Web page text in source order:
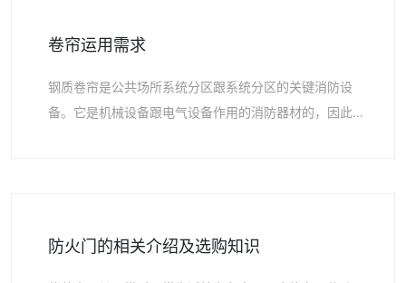
卷帘运用需求
钢质卷帘是公共场所系统分区跟系统分区的关键消防设
备。它是机械设备跟电气设备作用的消防器材的，因此
防火门的相关介绍及选购知识